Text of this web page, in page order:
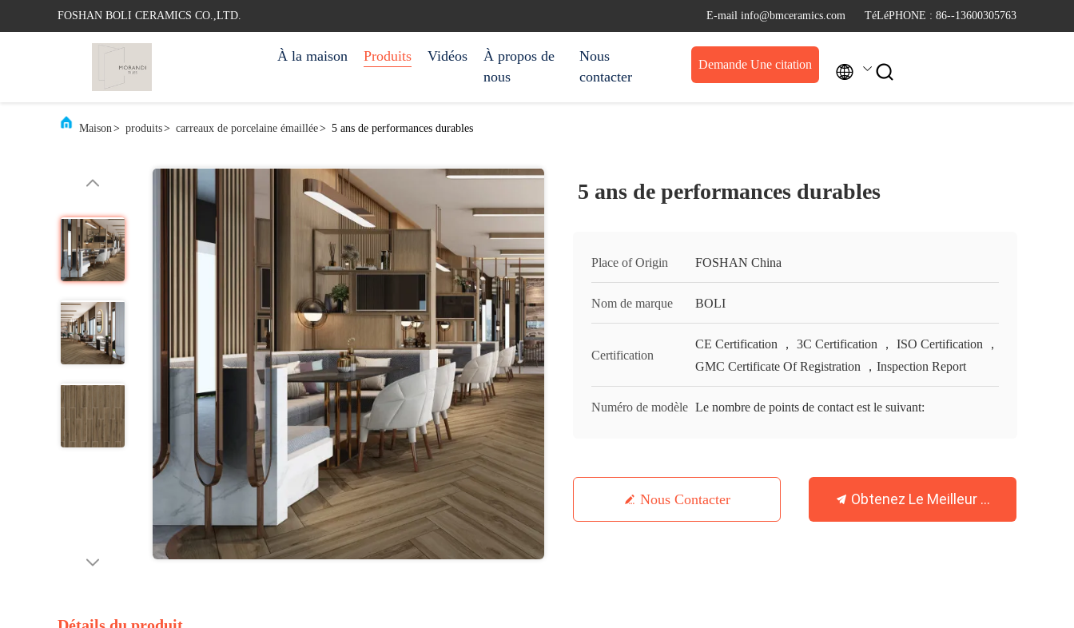
FOSHAN BOLI CERAMICS CO.,LTD. E-mail info@bmceramics.com TéLéPHONE : 86--13600305763
À la maison Produits Vidéos
À propos de
nous
Nous
contacter
Demande Une citation  
Maison> produits> carreaux de porcelaine émaillée> 5 ans de performances durables
5 ans de performances durables
Place of Origin FOSHAN China
Nom de marque BOLI
Certification
CE Certification ， 3C Certification ， ISO Certification ，
GMC Certificate Of Registration ，Inspection Report
Numéro de modèle Le nombre de points de contact est le suivant:
Nous Contacter Obtenez Le Meilleur Prix